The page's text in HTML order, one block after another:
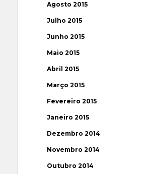
Agosto 2015
Julho 2015
Junho 2015
Maio 2015
Abril 2015
Março 2015
Fevereiro 2015
Janeiro 2015
Dezembro 2014
Novembro 2014
Outubro 2014